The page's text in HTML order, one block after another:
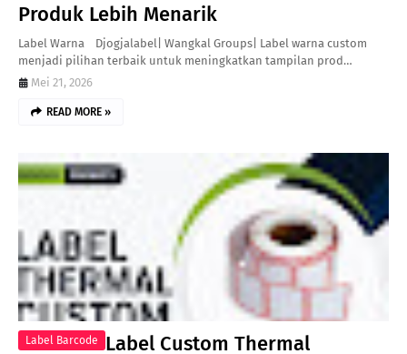
Produk Lebih Menarik
Label Warna Djogjalabel| Wangkal Groups| Label warna custom
menjadi pilihan terbaik untuk meningkatkan tampilan prod…
Mei 21, 2026
READ MORE »
Label Barcode Label Custom Thermal